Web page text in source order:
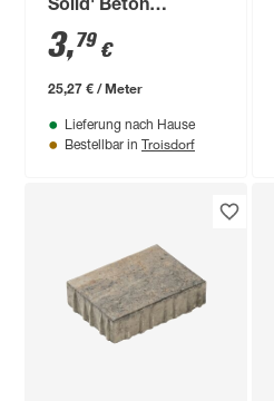
Solid' Beton
muschelkalkfarben
15 x 30 x 4,5 cm
3,79 €
25,27 € / Meter
Lieferung nach Hause
Bestellbar in Troisdorf